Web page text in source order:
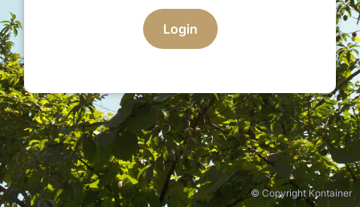
Login
© Copyright Kontainer